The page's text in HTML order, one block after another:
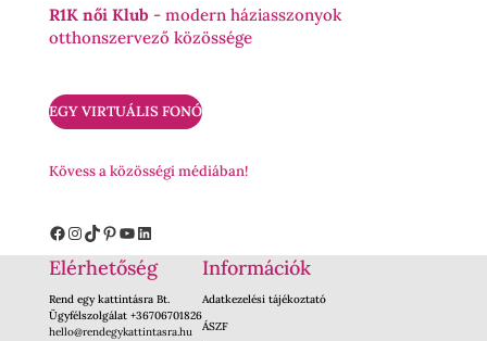
R1K női Klub - modern háziasszonyok
otthonszervező közössége
EGY VIRTUÁLIS FONÓ
Kövess a közösségi médiában!
Facebook
Instagram
TikTok
Pinterest
YouTube
LinkedIn
Elérhetőség
Rend egy kattintásra Bt.
Ügyfélszolgálat +36706701826
hello@rendegykattintasra.hu
Információk
Adatkezelési tájékoztató
ÁSZF